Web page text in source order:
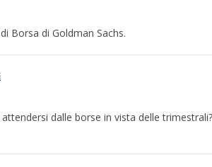
Borsa di Goldman Sachs.
dalle borse in vista delle